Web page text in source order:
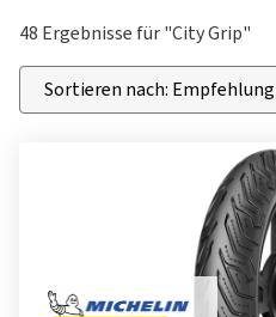
48 Ergebnisse für "City Grip"